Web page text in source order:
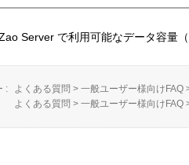
Server で利用可能なデータ容量
: よくある質問 > 一般ユーザー様向けFAQ
よくある質問 > 一般ユーザー様向けFAQ